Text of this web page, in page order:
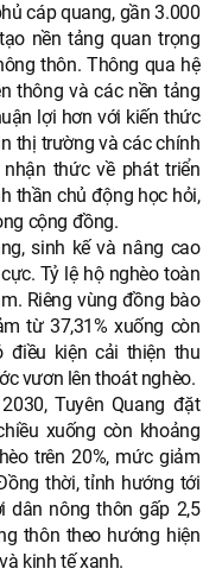
cáp quang, gần 3.000
nền tảng quan trọng
thôn. Thông qua hệ
thông và các nền tảng
lợi hơn với kiến thức
thị trường và các chính
thức về phát triển
thần chủ động học hỏi,
cộng đồng.
sinh kế và nâng cao
Tỷ lệ hộ nghèo toàn
Riêng vùng đồng bào
từ 37,31% xuống còn
điều kiện cải thiện thu
vươn lên thoát nghèo.
Tuyên Quang đặt
xuống còn khoảng
trên 20%, mức giảm
thời, tỉnh hướng tới
dân nông thôn gấp 2,5
thôn theo hướng hiện
kinh tế xanh.